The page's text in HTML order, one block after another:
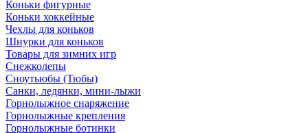
Коньки фигурные
Коньки хоккейные
Чехлы для коньков
Шнурки для коньков
Товары для зимних игр
Снежколепы
Сноутьюбы (Тюбы)
Санки, ледянки, мини-лыжи
Горнолыжное снаряжение
Горнолыжные крепления
Горнолыжные ботинки